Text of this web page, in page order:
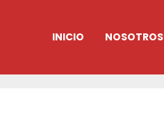
INICIO NOSOTROS